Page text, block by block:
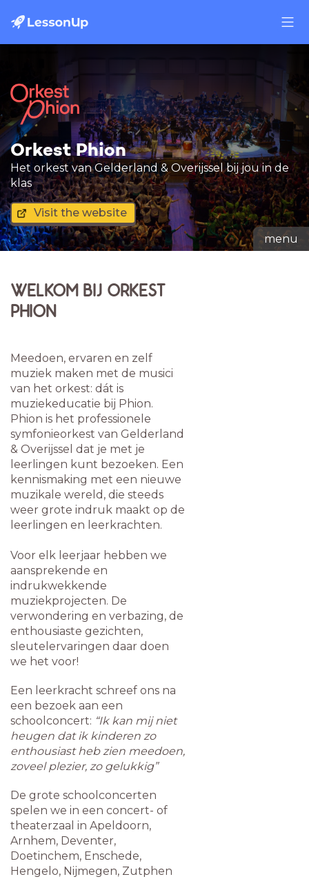
Orkest Phion
Het orkest van Gelderland & Overijssel bij jou in de
klas
Visit the website
menu
WELKOM BIJ ORKEST
PHION
Meedoen, ervaren en zelf
muziek maken met de musici
van het orkest: dát is
muziekeducatie bij Phion.
Phion is het professionele
symfonieorkest van Gelderland
& Overijssel dat je met je
leerlingen kunt bezoeken. Een
kennismaking met een nieuwe
muzikale wereld, die steeds
weer grote indruk maakt op de
leerlingen en leerkrachten.
Voor elk leerjaar hebben we
aansprekende en
indrukwekkende
muziekprojecten. De
verwondering en verbazing, de
enthousiaste gezichten,
sleutelervaringen daar doen
we het voor!
Een leerkracht schreef ons na
een bezoek aan een
schoolconcert: “Ik kan mij niet
heugen dat ik kinderen zo
enthousiast heb zien meedoen,
zoveel plezier, zo gelukkig”
De grote schoolconcerten
spelen we in een concert- of
theaterzaal in Apeldoorn,
Arnhem, Deventer,
Doetinchem, Enschede,
Hengelo, Nijmegen, Zutphen